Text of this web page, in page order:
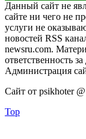
Данный сайт не
сайте ни чего не
услуги не
новостей RSS
newsru.com.
ответственность
Администрация
Сайт от psikhoter
Top